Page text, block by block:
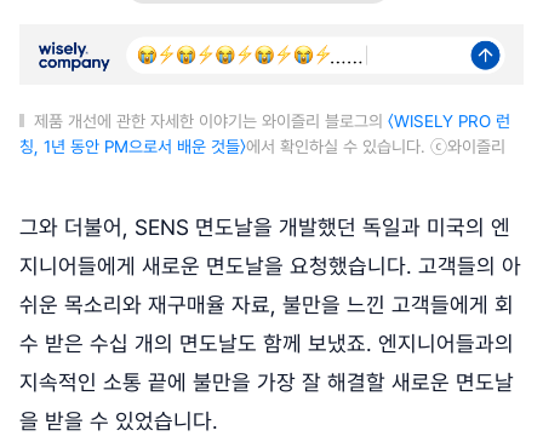
제품 개선에 관한 자세한 이야기는 와이즐리 블로그의 〈WISELY PRO 런
칭, 1년 동안 PM으로서 배운 것들〉에서 확인하실 수 있습니다. ⓒ와이즐리
그와 더불어, SENS 면도날을 개발했던 독일과 미국의 엔
지니어들에게 새로운 면도날을 요청했습니다. 고객들의 아
쉬운 목소리와 재구매율 자료, 불만을 느낀 고객들에게 회
수 받은 수십 개의 면도날도 함께 보냈죠. 엔지니어들과의
지속적인 소통 끝에 불만을 가장 잘 해결할 새로운 면도날
을 받을 수 있었습니다.